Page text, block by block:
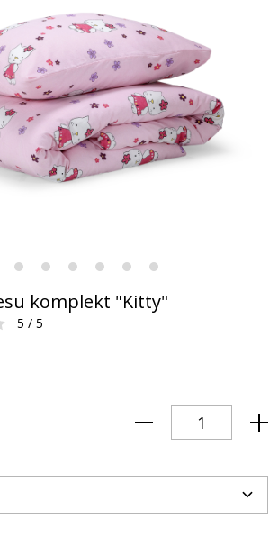
komplekt "Kitty"
5 / 5